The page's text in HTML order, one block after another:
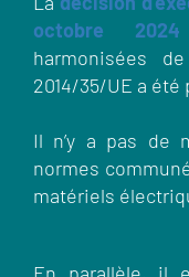
octobre 2024
harmonisées
2014/35/UE a
Il n’y a pas de
normes
matériels